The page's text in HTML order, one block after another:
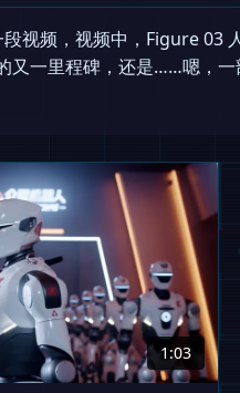
视频，视频中，Figure 03
一里程碑，还是……嗯，
1:03